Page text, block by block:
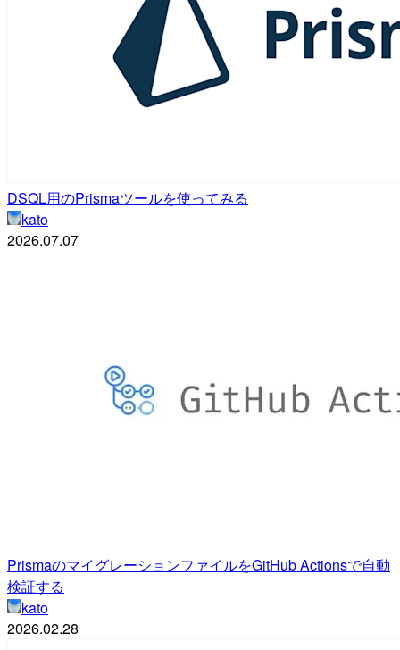
DSQL用のPrismaツールを使ってみる
kato
2026.07.07
PrismaのマイグレーションファイルをGitHub Actionsで自動
検証する
kato
2026.02.28